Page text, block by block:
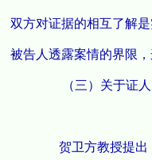
双方对证据的相互了解
被告人透露案情的界限，
（三）关于证人
贺卫方教授提出，